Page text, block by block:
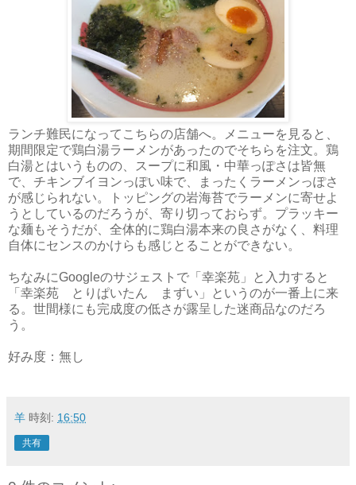
ランチ難民になってこちらの店舗へ。メニューを見ると、
期間限定で鶏白湯ラーメンがあったのでそちらを注文。鶏
白湯とはいうものの、スープに和風・中華っぽさは皆無
で、チキンブイヨンっぽい味で、まったくラーメンっぽさ
が感じられない。トッピングの岩海苔でラーメンに寄せよ
うとしているのだろうが、寄り切っておらず。プラッキー
な麺もそうだが、全体的に鶏白湯本来の良さがなく、料理
自体にセンスのかけらも感じとることができない。
ちなみにGoogleのサジェストで「幸楽苑」と入力すると
「幸楽苑 とりぱいたん まずい」というのが一番上に来
る。世間様にも完成度の低さが露呈した迷商品なのだろ
う。
好み度：無し
羊 時刻: 16:50
共有